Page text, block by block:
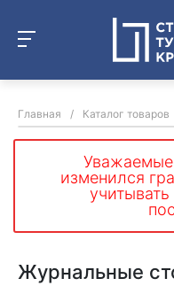
Главная / Каталог товаров
Уважаемые
изменился
Журнальные